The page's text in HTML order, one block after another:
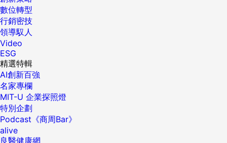
數位轉型
行銷密技
領導馭人
Video
ESG
精選特輯
AI創新百強
名家專欄
MIT-U 企業探照燈
特別企劃
Podcast《商周Bar》
alive
良醫健康網